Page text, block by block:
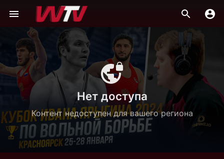
Нет доступа
Контент недоступен для вашего региона